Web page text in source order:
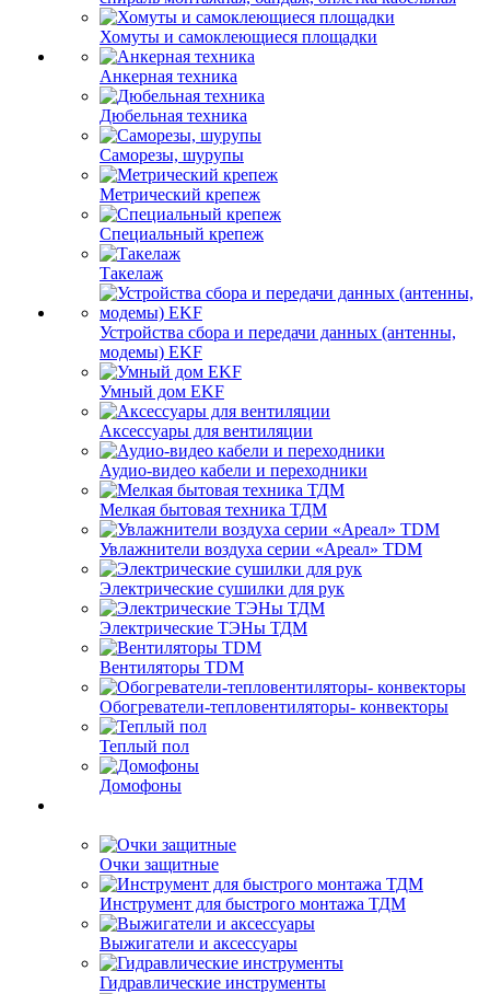
Хомуты и самоклеющиеся площадки
Анкерная техника
Дюбельная техника
Саморезы, шурупы
Метрический крепеж
Специальный крепеж
Такелаж
Устройства сбора и передачи данных (антенны,
модемы) EKF
Умный дом EKF
Аксессуары для вентиляции
Аудио-видео кабели и переходники
Мелкая бытовая техника ТДМ
Увлажнители воздуха серии «Ареал» TDM
Электрические сушилки для рук
Электрические ТЭНы ТДМ
Вентиляторы TDM
Обогреватели-тепловентиляторы- конвекторы
Теплый пол
Домофоны
Очки защитные
Инструмент для быстрого монтажа ТДМ
Выжигатели и аксессуары
Гидравлические инструменты